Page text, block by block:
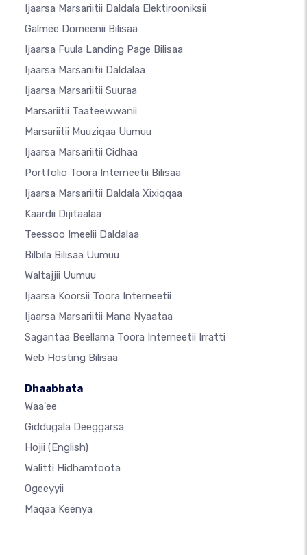
Ijaarsa Marsariitii Daldala Elektirooniksii
Galmee Domeenii Bilisaa
Ijaarsa Fuula Landing Page Bilisaa
Ijaarsa Marsariitii Daldalaa
Ijaarsa Marsariitii Suuraa
Marsariitii Taateewwanii
Marsariitii Muuziqaa Uumuu
Ijaarsa Marsariitii Cidhaa
Portfolio Toora Interneetii Bilisaa
Ijaarsa Marsariitii Daldala Xixiqqaa
Kaardii Dijitaalaa
Teessoo Imeelii Daldalaa
Bilbila Bilisaa Uumuu
Waltajjii Uumuu
Ijaarsa Koorsii Toora Interneetii
Ijaarsa Marsariitii Mana Nyaataa
Sagantaa Beellama Toora Interneetii Irratti
Web Hosting Bilisaa
Dhaabbata
Waa'ee
Giddugala Deeggarsa
Hojii (English)
Walitti Hidhamtoota
Ogeeyyii
Maqaa Keenya